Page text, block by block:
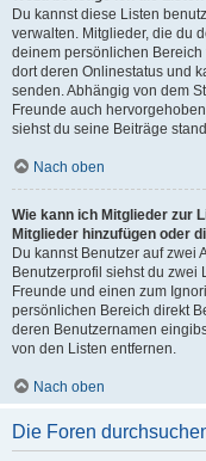
Du kannst diese Listen
verwalten. Mitglieder, die du
deinem persönlichen
dort deren Onlinestatus und
senden. Abhängig von dem
Freunde auch
siehst du seine Beiträge
Nach oben
Wie kann ich Mitglieder zur
Mitglieder hinzufügen oder
Du kannst Benutzer auf zwei
Benutzerprofil siehst du zwei
Freunde und einen zum
persönlichen Bereich direkt
deren Benutzernamen
von den Listen entfernen.
Nach oben
Die Foren